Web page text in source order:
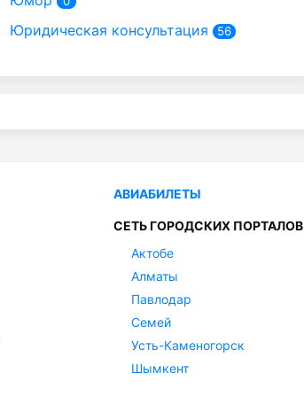
Юридическая консультация 56
АВИАБИЛЕТЫ
СЕТЬ ГОРОДСКИХ ПОРТАЛОВ
Актобе
Алматы
Павлодар
Семей
Усть-Каменогорск
Шымкент